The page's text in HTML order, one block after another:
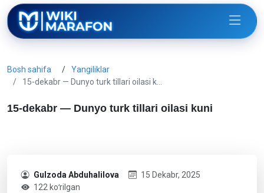
Bosh sahifa
Yangiliklar
15-dekabr — Dunyo turk tillari oilasi k…
15-dekabr — Dunyo turk tillari oilasi kuni
Gulzoda Abduhalilova
15 Dekabr, 2025
122 koʻrilgan